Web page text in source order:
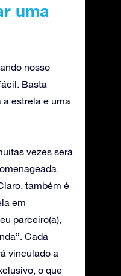
uma
nosso
Basta
estrela e uma
vezes será
também é
em
parceiro(a),
Cada
vinculado a
o que